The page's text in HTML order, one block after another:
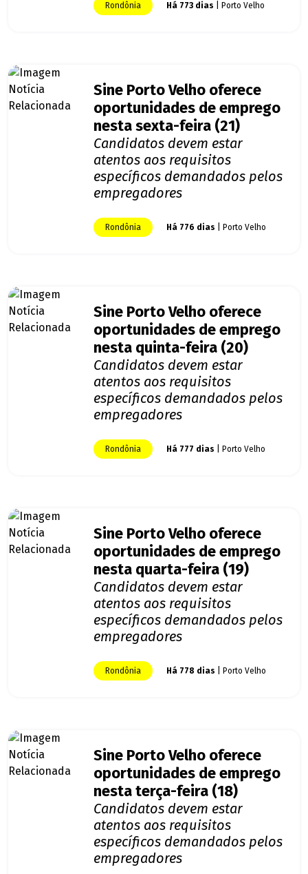
Rondônia Há 773 dias | Porto Velho
Sine Porto Velho oferece
oportunidades de emprego
nesta sexta-feira (21)
Candidatos devem estar
atentos aos requisitos
específicos demandados pelos
empregadores
Rondônia Há 776 dias | Porto Velho
Sine Porto Velho oferece
oportunidades de emprego
nesta quinta-feira (20)
Candidatos devem estar
atentos aos requisitos
específicos demandados pelos
empregadores
Rondônia Há 777 dias | Porto Velho
Sine Porto Velho oferece
oportunidades de emprego
nesta quarta-feira (19)
Candidatos devem estar
atentos aos requisitos
específicos demandados pelos
empregadores
Rondônia Há 778 dias | Porto Velho
Sine Porto Velho oferece
oportunidades de emprego
nesta terça-feira (18)
Candidatos devem estar
atentos aos requisitos
específicos demandados pelos
empregadores